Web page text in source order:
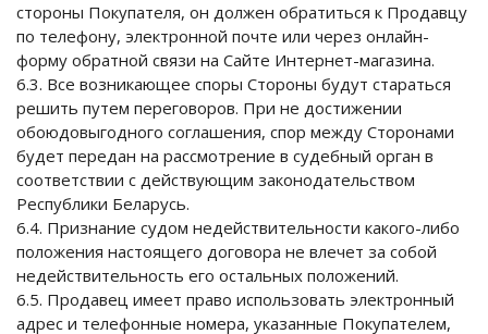
стороны Покупателя, он должен обратиться к Продавцу
по телефону, электронной почте или через онлайн-
форму обратной связи на Сайте Интернет-магазина.
6.3. Все возникающее споры Стороны будут стараться
решить путем переговоров. При не достижении
обоюдовыгодного соглашения, спор между Сторонами
будет передан на рассмотрение в судебный орган в
соответствии с действующим законодательством
Республики Беларусь.
6.4. Признание судом недействительности какого-либо
положения настоящего договора не влечет за собой
недействительность его остальных положений.
6.5. Продавец имеет право использовать электронный
адрес и телефонные номера, указанные Покупателем,